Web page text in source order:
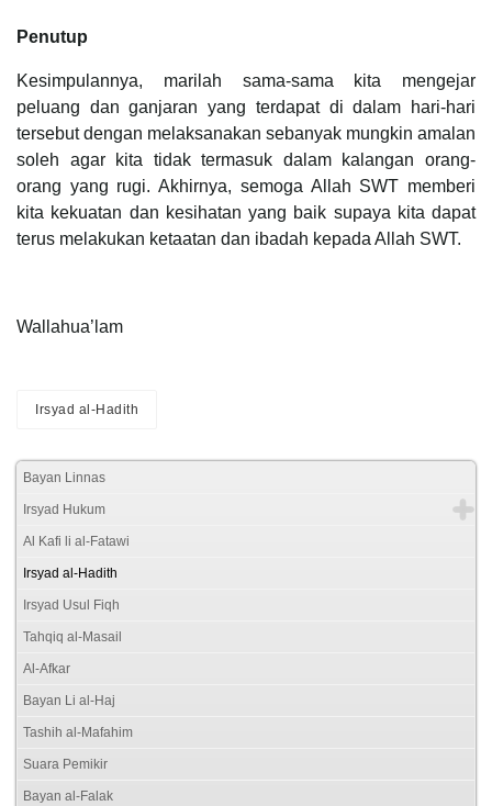
Penutup
Kesimpulannya, marilah sama-sama kita mengejar
peluang dan ganjaran yang terdapat di dalam hari-hari
tersebut dengan melaksanakan sebanyak mungkin amalan
soleh agar kita tidak termasuk dalam kalangan orang-
orang yang rugi. Akhirnya, semoga Allah SWT memberi
kita kekuatan dan kesihatan yang baik supaya kita dapat
terus melakukan ketaatan dan ibadah kepada Allah SWT.
Wallahua’lam
Irsyad al-Hadith
Bayan Linnas
Irsyad Hukum
Al Kafi li al-Fatawi
Irsyad al-Hadith
Irsyad Usul Fiqh
Tahqiq al-Masail
Al-Afkar
Bayan Li al-Haj
Tashih al-Mafahim
Suara Pemikir
Bayan al-Falak